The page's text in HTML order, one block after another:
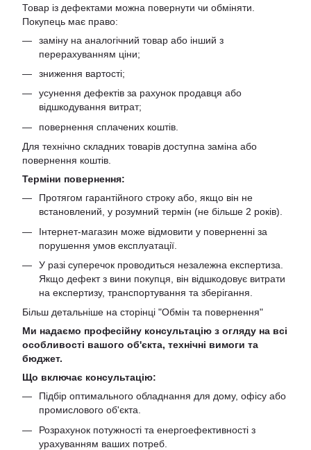
Товар із дефектами можна повернути чи обміняти.
Покупець має право:
заміну на аналогічний товар або інший з
перерахуванням ціни;
зниження вартості;
усунення дефектів за рахунок продавця або
відшкодування витрат;
повернення сплачених коштів.
Для технічно складних товарів доступна заміна або
повернення коштів.
Терміни повернення:
Протягом гарантійного строку або, якщо він не
встановлений, у розумний термін (не більше 2 років).
Інтернет-магазин може відмовити у поверненні за
порушення умов експлуатації.
У разі суперечок проводиться незалежна експертиза.
Якщо дефект з вини покупця, він відшкодовує витрати
на експертизу, транспортування та зберігання.
Більш детальніше на сторінці "Обмін та повернення"
Ми надаємо професійну консультацію з огляду на всі
особливості вашого об'єкта, технічні вимоги та
бюджет.
Що включає консультацію:
Підбір оптимального обладнання для дому, офісу або
промислового об'єкта.
Розрахунок потужності та енергоефективності з
урахуванням ваших потреб.